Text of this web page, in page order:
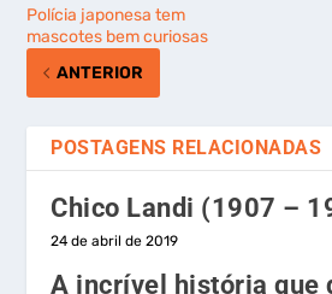
Polícia japonesa tem
mascotes bem curiosas
ANTERIOR
POSTAGENS RELACIONADAS
Chico Landi (1907 –
24 de abril de 2019
A incrível história que